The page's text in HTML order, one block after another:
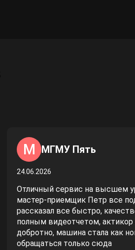
М МГМУ Пять
24.06.2026
Отличный сервис на высшем
мастер-приемщик Петр все
рассказал все быстро,
полным видеотчетом, актикор
добротно, машина стала как
обращаться только сюда